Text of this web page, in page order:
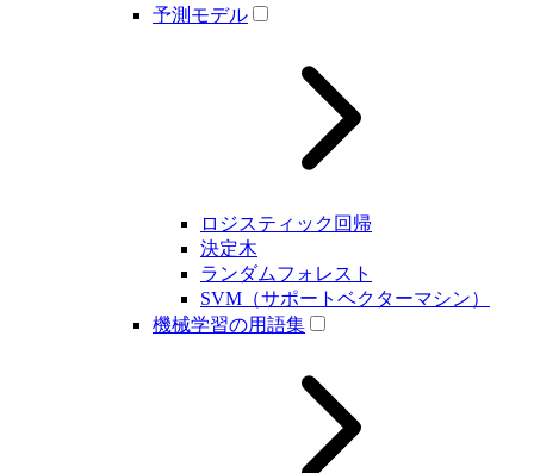
予測モデル
ロジスティック回帰
決定木
ランダムフォレスト
SVM（サポートベクターマシン）
機械学習の用語集